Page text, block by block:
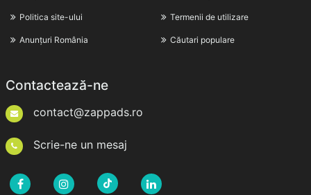
Politica site-ului
Anunțuri România
Termenii de utilizare
Căutari populare
Contactează-ne
contact@zappads.ro
Scrie-ne un mesaj